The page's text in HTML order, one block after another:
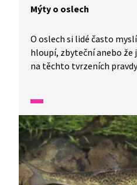
Mýty o oslech
O oslech si lidé často
hloupí, zbyteční anebo že
na těchto tvrzeních
to s mýty o oslech, vám